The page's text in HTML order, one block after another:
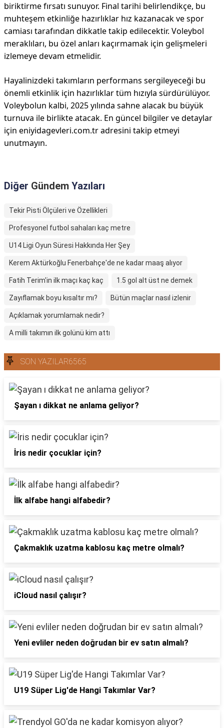
biriktirme fırsatı sunuyor. Final tarihi belirlendikçe, bu
muhteşem etkinliğe hazırlıklar hız kazanacak ve spor
camiası tarafından dikkatle takip edilecektir. Voleybol
meraklıları, bu özel anları kaçırmamak için gelişmeleri
izlemeye devam etmelidir.
Hayalinizdeki takımların performans sergileyeceği bu
önemli etkinlik için hazırlıklar tüm hızıyla sürdürülüyor.
Voleybolun kalbi, 2025 yılında sahne alacak bu büyük
turnuva ile birlikte atacak. En güncel bilgiler ve detaylar
için eniyidagevleri.com.tr adresini takip etmeyi
unutmayın.
Diğer Gündem Yazıları
Tekir Pisti Ölçüleri ve Özellikleri
Profesyonel futbol sahaları kaç metre
U14 Ligi Oyun Süresi Hakkında Her Şey
Kerem Aktürkoğlu Fenerbahçe'de ne kadar maaş alıyor
Fatih Terim'in ilk maçı kaç kaç 1.5 gol alt üst ne demek
Zayıflamak boyu kısaltır mı? Bütün maçlar nasıl izlenir
Açıklamak yorumlamak nedir?
A milli takımın ilk golünü kim attı
SON YAZILAR6565
Şayan ı dikkat ne anlama geliyor?
İris nedir çocuklar için?
İlk alfabe hangi alfabedir?
Çakmaklık uzatma kablosu kaç metre olmalı?
iCloud nasıl çalışır?
Yeni evliler neden doğrudan bir ev satın almalı?
U19 Süper Lig'de Hangi Takımlar Var?